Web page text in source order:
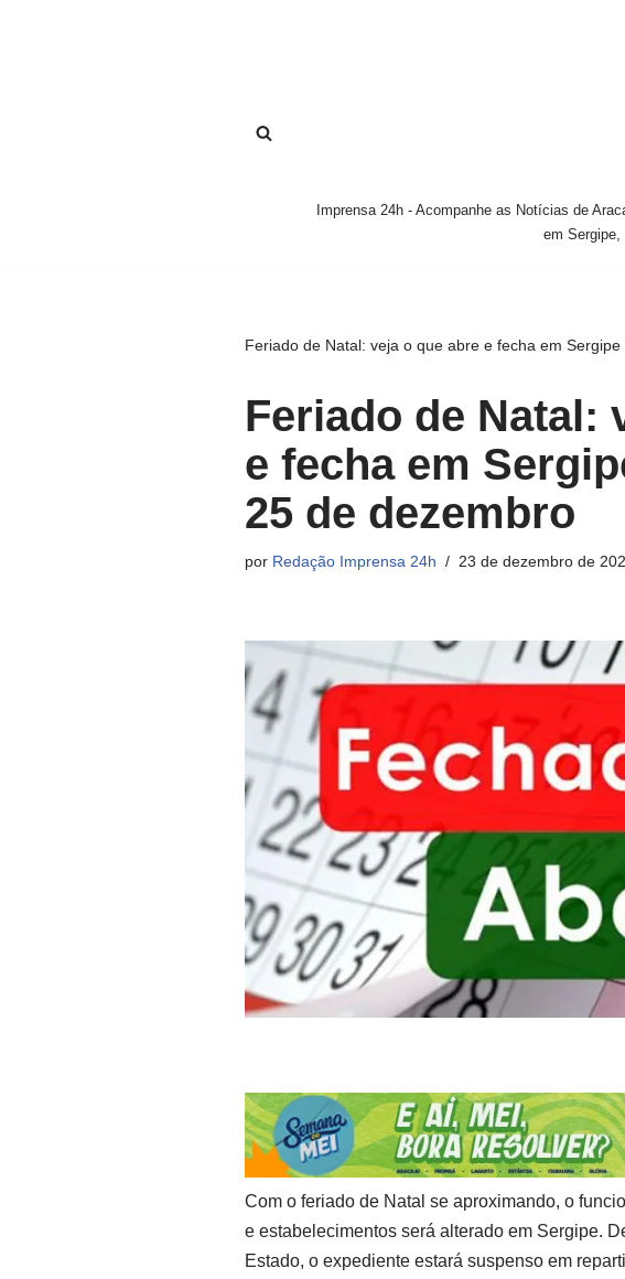
Imprensa 24h - Acompanhe as Notícias de
em Sergipe,
Feriado de Natal: veja o que abre e fecha em
Feriado de Natal:
e fecha em
25 de dezembro
por Redação Imprensa 24h 23 de dezembro de
Com o feriado de Natal se aproximando, o
e estabelecimentos será alterado em Sergipe.
Estado, o expediente estará suspenso em